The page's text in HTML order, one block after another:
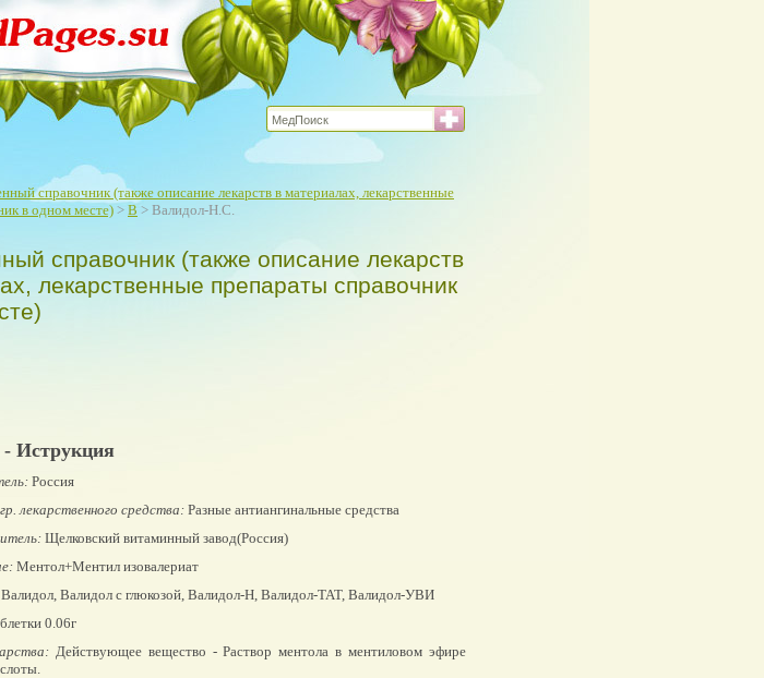
справочник (также описание лекарств в материалах, лекарственные
в одном месте) > В > Валидол-Н.С.
справочник (также описание лекарств
лекарственные препараты справочник
Иструкция
Россия
лекарственного средства: Разные антиангинальные средства
Щелковский витаминный завод(Россия)
Ментол+Ментил изовалериат
Валидол, Валидол с глюкозой, Валидол-Н, Валидол-ТАТ, Валидол-УВИ
0.06г
Действующее вещество - Раствор ментола в ментиловом эфире